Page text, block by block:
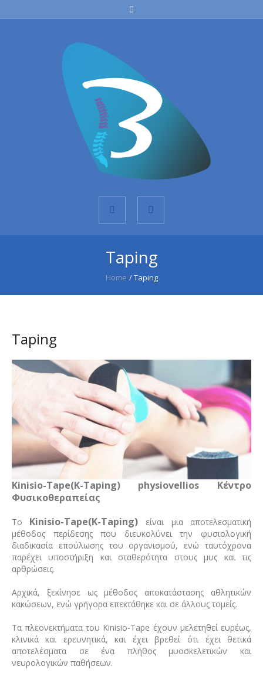
Taping
Home /Taping
Taping
Kinisio-Tape(K-Taping) physiovellios Κέντρο
Φυσικοθεραπείας
Το Kinisio-Tape(K-Taping) είναι μια αποτελεσματική
μέθοδος περίδεσης που διευκολύνει την φυσιολογική
διαδικασία επούλωσης του οργανισμού, ενώ ταυτόχρονα
παρέχει υποστήριξη και σταθερότητα στους μυς και τις
αρθρώσεις.
Αρχικά, ξεκίνησε ως μέθοδος αποκατάστασης αθλητικών
κακώσεων, ενώ γρήγορα επεκτάθηκε και σε άλλους τομείς.
Τα πλεονεκτήματα του Kinisio-Tape έχουν μελετηθεί ευρέως,
κλινικά και ερευνητικά, και έχει βρεθεί ότι έχει θετικά
αποτελέσματα σε ένα πλήθος μυοσκελετικών και
νευρολογικών παθήσεων.